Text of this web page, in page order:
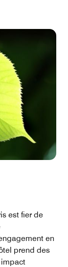
est fier de
en
prend des